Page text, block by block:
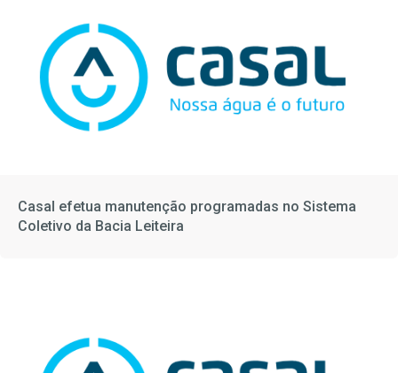
Casal efetua manutenção programadas no Sistema
Coletivo da Bacia Leiteira